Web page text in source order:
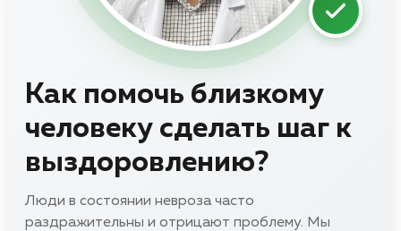
Как помочь близкому
человеку сделать шаг к
выздоровлению?
Люди в состоянии невроза часто
раздражительны и отрицают проблему. Мы